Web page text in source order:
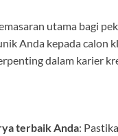
utama bagi
Anda kepada
dalam karier
terbaik Anda: